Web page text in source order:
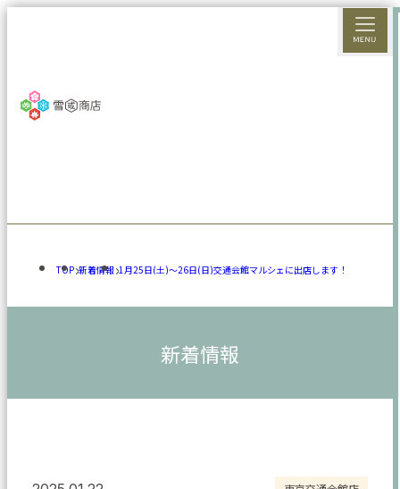
TOP 新着情報 1月25日(土)～26日(日)交通会館マルシェに出店します！
新着情報